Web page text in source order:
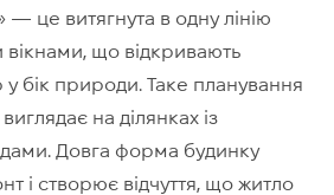
це витягнута в одну лінію
вікнами, що відкривають
у бік природи. Таке планування
на ділянках із
Довга форма будинку
і створює відчуття, що житло